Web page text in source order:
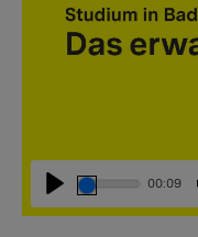
Abspielen
00:09